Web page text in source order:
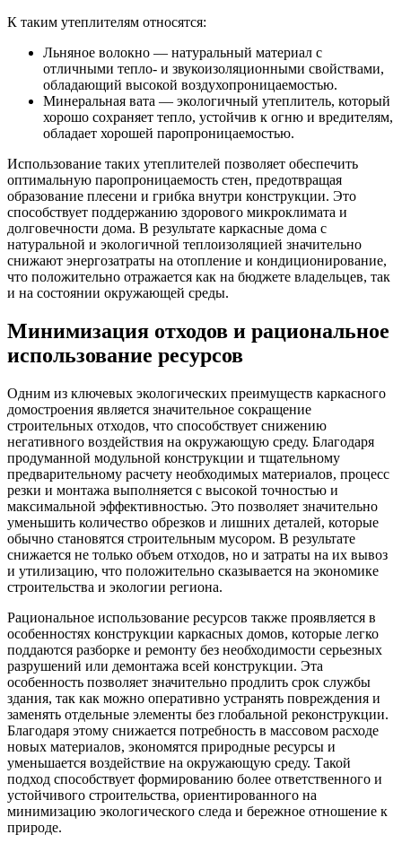
К таким утеплителям относятся:
Льняное волокно — натуральный материал с
отличными тепло- и звукоизоляционными свойствами,
обладающий высокой воздухопроницаемостью.
Минеральная вата — экологичный утеплитель, который
хорошо сохраняет тепло, устойчив к огню и вредителям,
обладает хорошей паропроницаемостью.
Использование таких утеплителей позволяет обеспечить
оптимальную паропроницаемость стен, предотвращая
образование плесени и грибка внутри конструкции. Это
способствует поддержанию здорового микроклимата и
долговечности дома. В результате каркасные дома с
натуральной и экологичной теплоизоляцией значительно
снижают энергозатраты на отопление и кондиционирование,
что положительно отражается как на бюджете владельцев, так
и на состоянии окружающей среды.
Минимизация отходов и рациональное
использование ресурсов
Одним из ключевых экологических преимуществ каркасного
домостроения является значительное сокращение
строительных отходов, что способствует снижению
негативного воздействия на окружающую среду. Благодаря
продуманной модульной конструкции и тщательному
предварительному расчету необходимых материалов, процесс
резки и монтажа выполняется с высокой точностью и
максимальной эффективностью. Это позволяет значительно
уменьшить количество обрезков и лишних деталей, которые
обычно становятся строительным мусором. В результате
снижается не только объем отходов, но и затраты на их вывоз
и утилизацию, что положительно сказывается на экономике
строительства и экологии региона.
Рациональное использование ресурсов также проявляется в
особенностях конструкции каркасных домов, которые легко
поддаются разборке и ремонту без необходимости серьезных
разрушений или демонтажа всей конструкции. Эта
особенность позволяет значительно продлить срок службы
здания, так как можно оперативно устранять повреждения и
заменять отдельные элементы без глобальной реконструкции.
Благодаря этому снижается потребность в массовом расходе
новых материалов, экономятся природные ресурсы и
уменьшается воздействие на окружающую среду. Такой
подход способствует формированию более ответственного и
устойчивого строительства, ориентированного на
минимизацию экологического следа и бережное отношение к
природе.